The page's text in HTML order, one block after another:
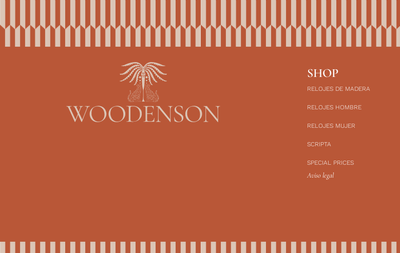
SHOP
RELOJES DE MADERA
RELOJES HOMBRE
RELOJES MUJER
SCRIPTA
SPECIAL PRICES
Aviso legal